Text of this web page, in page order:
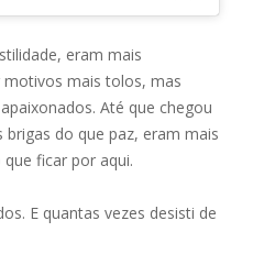
eram mais
mais tolos, mas
Até que chegou
do que paz, eram mais
ficar por aqui.
E quantas vezes desisti de